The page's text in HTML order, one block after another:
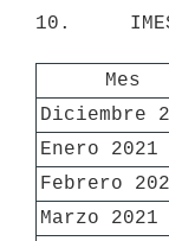
10.
Mes
Diciembre
Enero 2021
Febrero
Marzo 2021